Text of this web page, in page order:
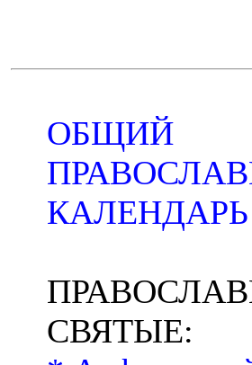
ОБЩИЙ
КАЛЕНДАРЬ
СВЯТЫЕ: